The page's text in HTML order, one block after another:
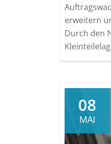
erweitern
Durch den
08
MAI